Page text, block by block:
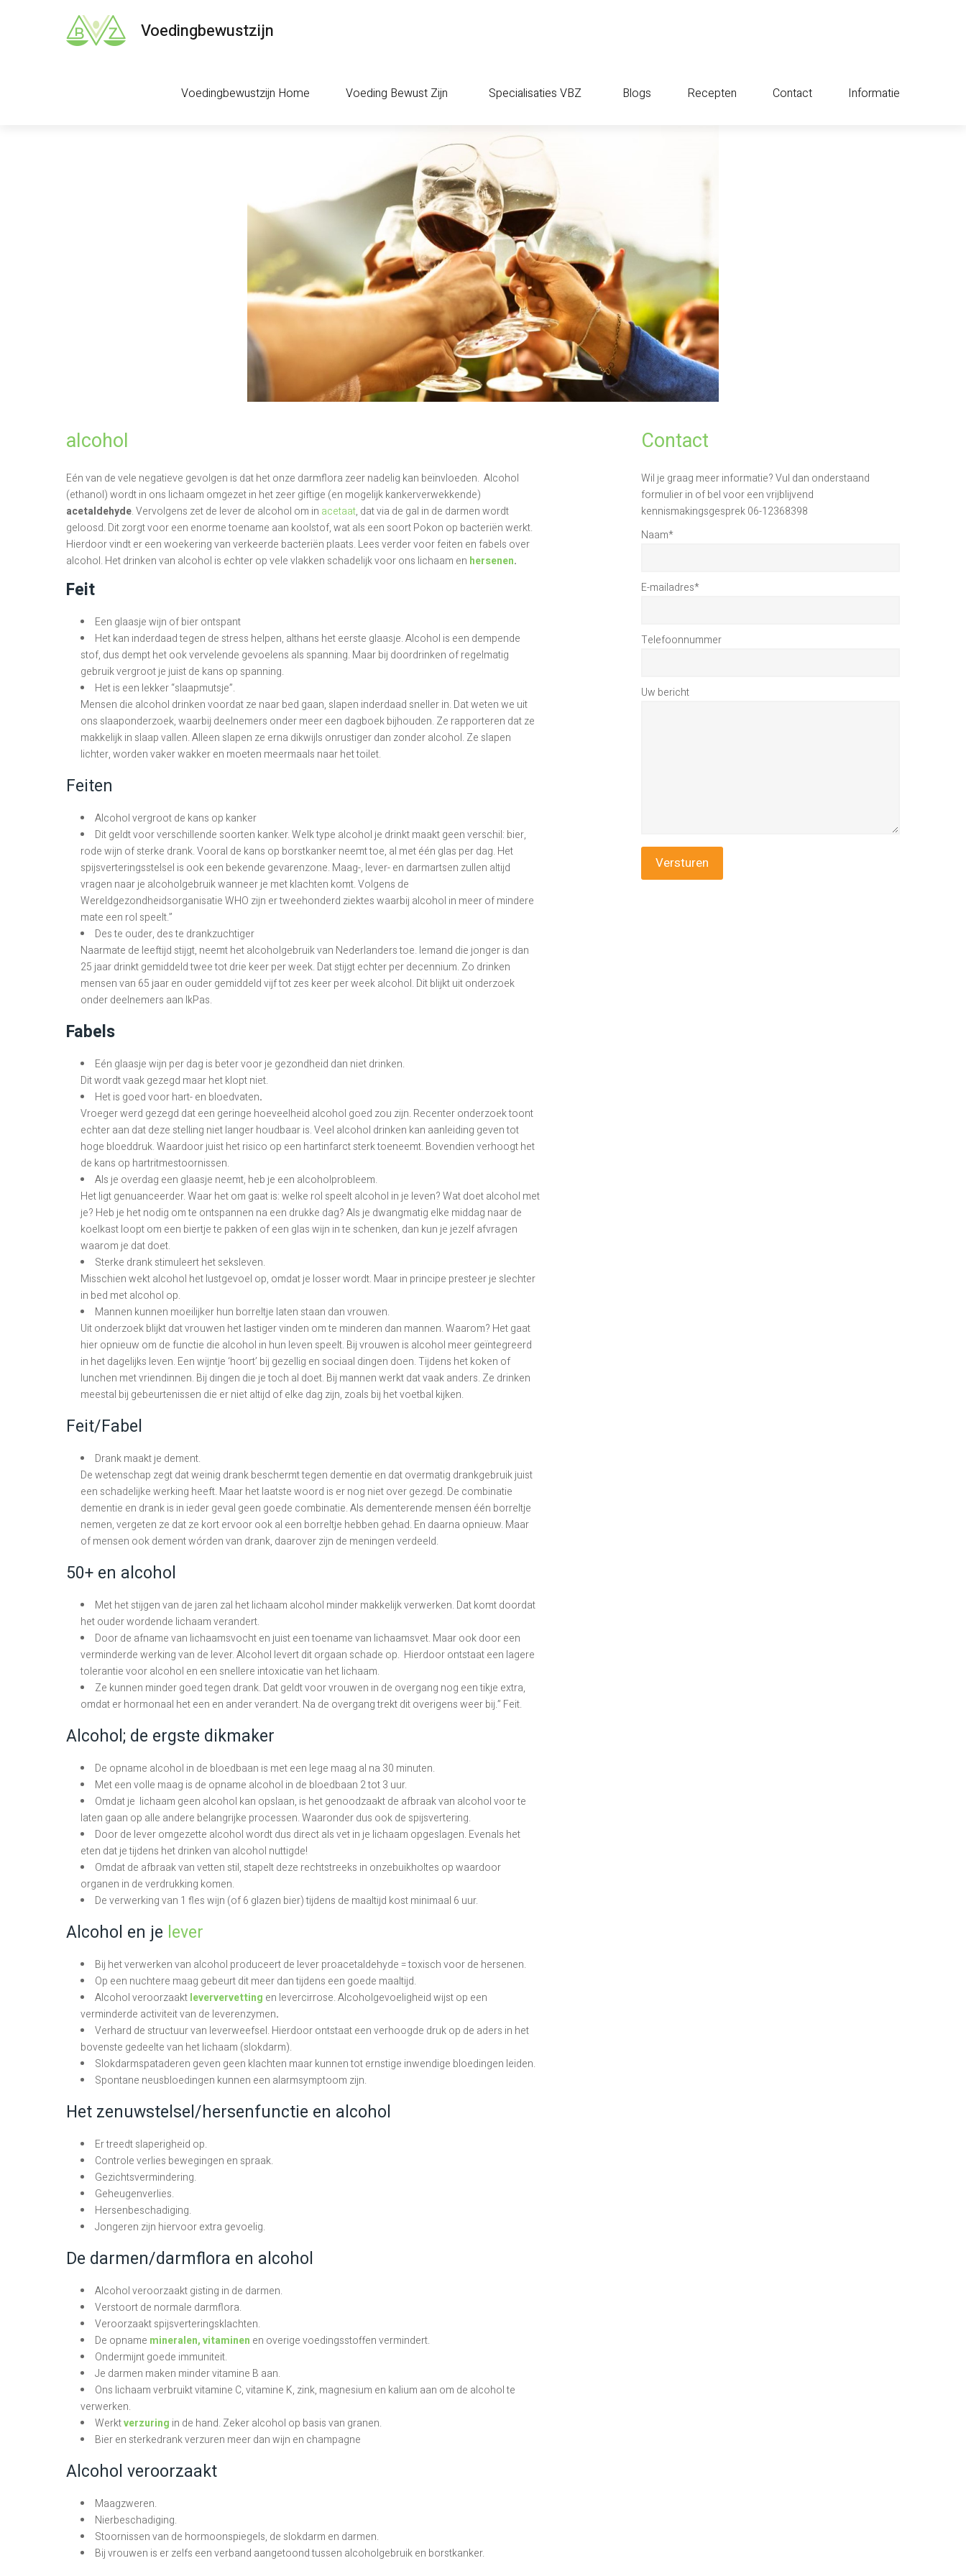
Voedingbewustzijn
Voedingbewustzijn Home Voeding Bewust Zijn Specialisaties VBZ Blogs Recepten Contact Informatie
alcohol
Eén van de vele negatieve gevolgen is dat het onze darmflora zeer nadelig kan beïnvloeden. Alcohol
(ethanol) wordt in ons lichaam omgezet in het zeer giftige (en mogelijk kankerverwekkende)
acetaldehyde. Vervolgens zet de lever de alcohol om in acetaat, dat via de gal in de darmen wordt
geloosd. Dit zorgt voor een enorme toename aan koolstof, wat als een soort Pokon op bacteriën werkt.
Hierdoor vindt er een woekering van verkeerde bacteriën plaats. Lees verder voor feiten en fabels over
alcohol. Het drinken van alcohol is echter op vele vlakken schadelijk voor ons lichaam en hersenen.
Feit
Een glaasje wijn of bier ontspant
Het kan inderdaad tegen de stress helpen, althans het eerste glaasje. Alcohol is een dempende
stof, dus dempt het ook vervelende gevoelens als spanning. Maar bij doordrinken of regelmatig
gebruik vergroot je juist de kans op spanning.
Het is een lekker “slaapmutsje”.
Mensen die alcohol drinken voordat ze naar bed gaan, slapen inderdaad sneller in. Dat weten we uit
ons slaaponderzoek, waarbij deelnemers onder meer een dagboek bijhouden. Ze rapporteren dat ze
makkelijk in slaap vallen. Alleen slapen ze erna dikwijls onrustiger dan zonder alcohol. Ze slapen
lichter, worden vaker wakker en moeten meermaals naar het toilet.
Feiten
Alcohol vergroot de kans op kanker
Dit geldt voor verschillende soorten kanker. Welk type alcohol je drinkt maakt geen verschil: bier,
rode wijn of sterke drank. Vooral de kans op borstkanker neemt toe, al met één glas per dag. Het
spijsverteringsstelsel is ook een bekende gevarenzone. Maag-, lever- en darmartsen zullen altijd
vragen naar je alcoholgebruik wanneer je met klachten komt. Volgens de
Wereldgezondheidsorganisatie WHO zijn er tweehonderd ziektes waarbij alcohol in meer of mindere
mate een rol speelt.”
Des te ouder, des te drankzuchtiger
Naarmate de leeftijd stijgt, neemt het alcoholgebruik van Nederlanders toe. Iemand die jonger is dan
25 jaar drinkt gemiddeld twee tot drie keer per week. Dat stijgt echter per decennium. Zo drinken
mensen van 65 jaar en ouder gemiddeld vijf tot zes keer per week alcohol. Dit blijkt uit onderzoek
onder deelnemers aan IkPas.
Fabels
Eén glaasje wijn per dag is beter voor je gezondheid dan niet drinken.
Dit wordt vaak gezegd maar het klopt niet.
Het is goed voor hart- en bloedvaten.
Vroeger werd gezegd dat een geringe hoeveelheid alcohol goed zou zijn. Recenter onderzoek toont
echter aan dat deze stelling niet langer houdbaar is. Veel alcohol drinken kan aanleiding geven tot
hoge bloeddruk. Waardoor juist het risico op een hartinfarct sterk toeneemt. Bovendien verhoogt het
de kans op hartritmestoornissen.
Als je overdag een glaasje neemt, heb je een alcoholprobleem.
Het ligt genuanceerder. Waar het om gaat is: welke rol speelt alcohol in je leven? Wat doet alcohol met
je? Heb je het nodig om te ontspannen na een drukke dag? Als je dwangmatig elke middag naar de
koelkast loopt om een biertje te pakken of een glas wijn in te schenken, dan kun je jezelf afvragen
waarom je dat doet.
Sterke drank stimuleert het seksleven.
Misschien wekt alcohol het lustgevoel op, omdat je losser wordt. Maar in principe presteer je slechter
in bed met alcohol op.
Mannen kunnen moeilijker hun borreltje laten staan dan vrouwen.
Uit onderzoek blijkt dat vrouwen het lastiger vinden om te minderen dan mannen. Waarom? Het gaat
hier opnieuw om de functie die alcohol in hun leven speelt. Bij vrouwen is alcohol meer geïntegreerd
in het dagelijks leven. Een wijntje ‘hoort’ bij gezellig en sociaal dingen doen. Tijdens het koken of
lunchen met vriendinnen. Bij dingen die je toch al doet. Bij mannen werkt dat vaak anders. Ze drinken
meestal bij gebeurtenissen die er niet altijd of elke dag zijn, zoals bij het voetbal kijken.
Feit/Fabel
Drank maakt je dement.
De wetenschap zegt dat weinig drank beschermt tegen dementie en dat overmatig drankgebruik juist
een schadelijke werking heeft. Maar het laatste woord is er nog niet over gezegd. De combinatie
dementie en drank is in ieder geval geen goede combinatie. Als dementerende mensen één borreltje
nemen, vergeten ze dat ze kort ervoor ook al een borreltje hebben gehad. En daarna opnieuw. Maar
of mensen ook dement wórden van drank, daarover zijn de meningen verdeeld.
50+ en alcohol
Met het stijgen van de jaren zal het lichaam alcohol minder makkelijk verwerken. Dat komt doordat
het ouder wordende lichaam verandert.
Door de afname van lichaamsvocht en juist een toename van lichaamsvet. Maar ook door een
verminderde werking van de lever. Alcohol levert dit orgaan schade op. Hierdoor ontstaat een lagere
tolerantie voor alcohol en een snellere intoxicatie van het lichaam.
Ze kunnen minder goed tegen drank. Dat geldt voor vrouwen in de overgang nog een tikje extra,
omdat er hormonaal het een en ander verandert. Na de overgang trekt dit overigens weer bij.” Feit.
Alcohol; de ergste dikmaker
De opname alcohol in de bloedbaan is met een lege maag al na 30 minuten.
Met een volle maag is de opname alcohol in de bloedbaan 2 tot 3 uur.
Omdat je lichaam geen alcohol kan opslaan, is het genoodzaakt de afbraak van alcohol voor te
laten gaan op alle andere belangrijke processen. Waaronder dus ook de spijsvertering.
Door de lever omgezette alcohol wordt dus direct als vet in je lichaam opgeslagen. Evenals het
eten dat je tijdens het drinken van alcohol nuttigde!
Omdat de afbraak van vetten stil, stapelt deze rechtstreeks in onzebuikholtes op waardoor
organen in de verdrukking komen.
De verwerking van 1 fles wijn (of 6 glazen bier) tijdens de maaltijd kost minimaal 6 uur.
Alcohol en je lever
Bij het verwerken van alcohol produceert de lever proacetaldehyde = toxisch voor de hersenen.
Op een nuchtere maag gebeurt dit meer dan tijdens een goede maaltijd.
Alcohol veroorzaaktleververvetting en levercirrose. Alcoholgevoeligheid wijst op een
verminderde activiteit van de leverenzymen.
Verhard de structuur van leverweefsel. Hierdoor ontstaat een verhoogde druk op de aders in het
bovenste gedeelte van het lichaam (slokdarm).
Slokdarmspataderen geven geen klachten maar kunnen tot ernstige inwendige bloedingen leiden.
Spontane neusbloedingen kunnen een alarmsymptoom zijn.
Het zenuwstelsel/hersenfunctie en alcohol
Er treedt slaperigheid op.
Controle verlies bewegingen en spraak.
Gezichtsvermindering.
Geheugenverlies.
Hersenbeschadiging.
Jongeren zijn hiervoor extra gevoelig.
De darmen/darmflora en alcohol
Alcohol veroorzaakt gisting in de darmen.
Verstoort de normale darmflora.
Veroorzaakt spijsverteringsklachten.
De opname mineralen, vitaminen en overige voedingsstoffen vermindert.
Ondermijnt goede immuniteit.
Je darmen maken minder vitamine B aan.
Ons lichaam verbruikt vitamine C, vitamine K, zink, magnesium en kalium aan om de alcohol te
verwerken.
Werktverzuring in de hand. Zeker alcohol op basis van granen.
Bier en sterkedrank verzuren meer dan wijn en champagne
Alcohol veroorzaakt
Maagzweren.
Nierbeschadiging.
Stoornissen van de hormoonspiegels, de slokdarm en darmen.
Bij vrouwen is er zelfs een verband aangetoond tussen alcoholgebruik en borstkanker.
Contact
Wil je graag meer informatie? Vul dan onderstaand
formulier in of bel voor een vrijblijvend
kennismakingsgesprek 06-12368398
Naam*
E-mailadres*
Telefoonnummer
Uw bericht